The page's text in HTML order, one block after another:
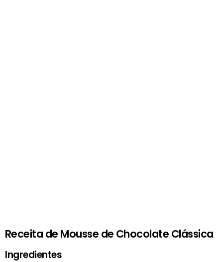
Receita de Mousse de Chocolate Clássica
Ingredientes